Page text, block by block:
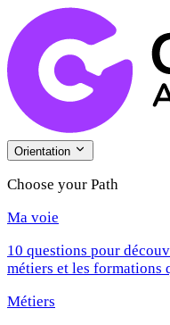
Orientation
Choose your Path
Ma voie
10 questions pour
métiers et les formations
Métiers